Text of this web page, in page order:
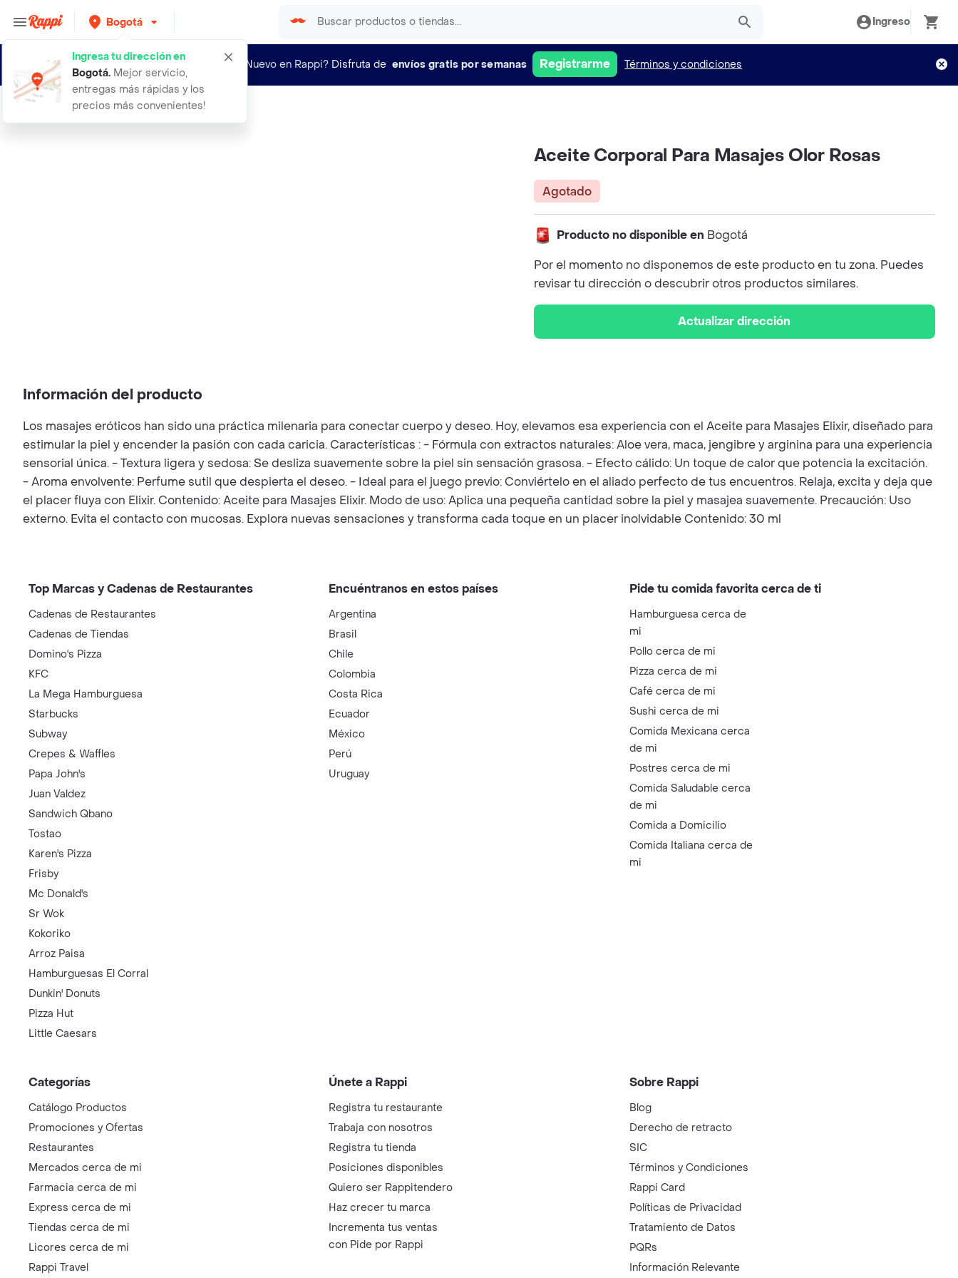
Bogotá
Ingresa tu dirección en
Bogotá. Mejor servicio,
entregas más rápidas y los
precios más convenientes!
Ingreso
¿Nuevo en Rappi? Disfruta de envíos gratis por semanas Registrarme Términos y condiciones
aceite corporal para masajes olor r
Aceite Corporal Para Masajes Olor Rosas
Agotado
Producto no disponible en Bogotá
Por el momento no disponemos de este producto en tu zona. Puedes
revisar tu dirección o descubrir otros productos similares.
Actualizar dirección
Información del producto
Los masajes eróticos han sido una práctica milenaria para conectar cuerpo y deseo. Hoy, elevamos esa experiencia con el Aceite para Masajes Elixir, diseñado para
estimular la piel y encender la pasión con cada caricia. Características : - Fórmula con extractos naturales: Aloe vera, maca, jengibre y arginina para una experiencia
sensorial única. - Textura ligera y sedosa: Se desliza suavemente sobre la piel sin sensación grasosa. - Efecto cálido: Un toque de calor que potencia la excitación.
- Aroma envolvente: Perfume sutil que despierta el deseo. - Ideal para el juego previo: Conviértelo en el aliado perfecto de tus encuentros. Relaja, excita y deja que
el placer fluya con Elixir. Contenido: Aceite para Masajes Elixir. Modo de uso: Aplica una pequeña cantidad sobre la piel y masajea suavemente. Precaución: Uso
externo. Evita el contacto con mucosas. Explora nuevas sensaciones y transforma cada toque en un placer inolvidable Contenido: 30 ml
Top Marcas y Cadenas de Restaurantes
Cadenas de Restaurantes
Cadenas de Tiendas
Domino's Pizza
KFC
La Mega Hamburguesa
Starbucks
Subway
Crepes & Waffles
Papa John's
Juan Valdez
Sandwich Qbano
Tostao
Karen's Pizza
Frisby
Mc Donald's
Sr Wok
Kokoriko
Arroz Paisa
Hamburguesas El Corral
Dunkin' Donuts
Pizza Hut
Little Caesars
Encuéntranos en estos países
Argentina
Brasil
Chile
Colombia
Costa Rica
Ecuador
México
Perú
Uruguay
Pide tu comida favorita cerca de ti
Hamburguesa cerca de
mi
Pollo cerca de mi
Pizza cerca de mi
Café cerca de mi
Sushi cerca de mi
Comida Mexicana cerca
de mi
Postres cerca de mi
Comida Saludable cerca
de mi
Comida a Domicilio
Comida Italiana cerca de
mi
Categorías
Catálogo Productos
Promociones y Ofertas
Restaurantes
Mercados cerca de mi
Farmacia cerca de mi
Express cerca de mi
Tiendas cerca de mi
Licores cerca de mi
Rappi Travel
Únete a Rappi
Registra tu restaurante
Trabaja con nosotros
Registra tu tienda
Posiciones disponibles
Quiero ser Rappitendero
Haz crecer tu marca
Incrementa tus ventas
con Pide por Rappi
Sobre Rappi
Blog
Derecho de retracto
SIC
Términos y Condiciones
Rappi Card
Políticas de Privacidad
Tratamiento de Datos
PQRs
Información Relevante